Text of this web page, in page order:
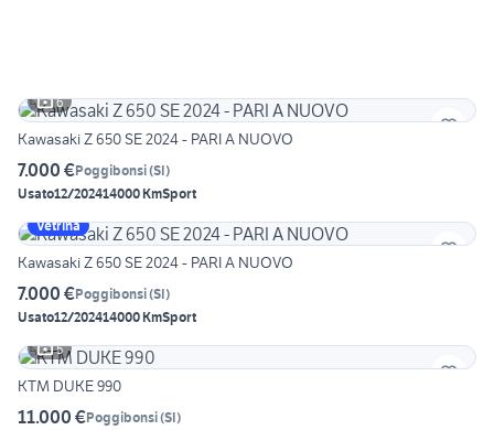
6
Kawasaki Z 650 SE 2024 - PARI A NUOVO
7.000 €Poggibonsi(SI)
Usato12/202414000 KmSport
Vetrina
Kawasaki Z 650 SE 2024 - PARI A NUOVO
7.000 €Poggibonsi(SI)
Usato12/202414000 KmSport
5
KTM DUKE 990
11.000 €Poggibonsi(SI)